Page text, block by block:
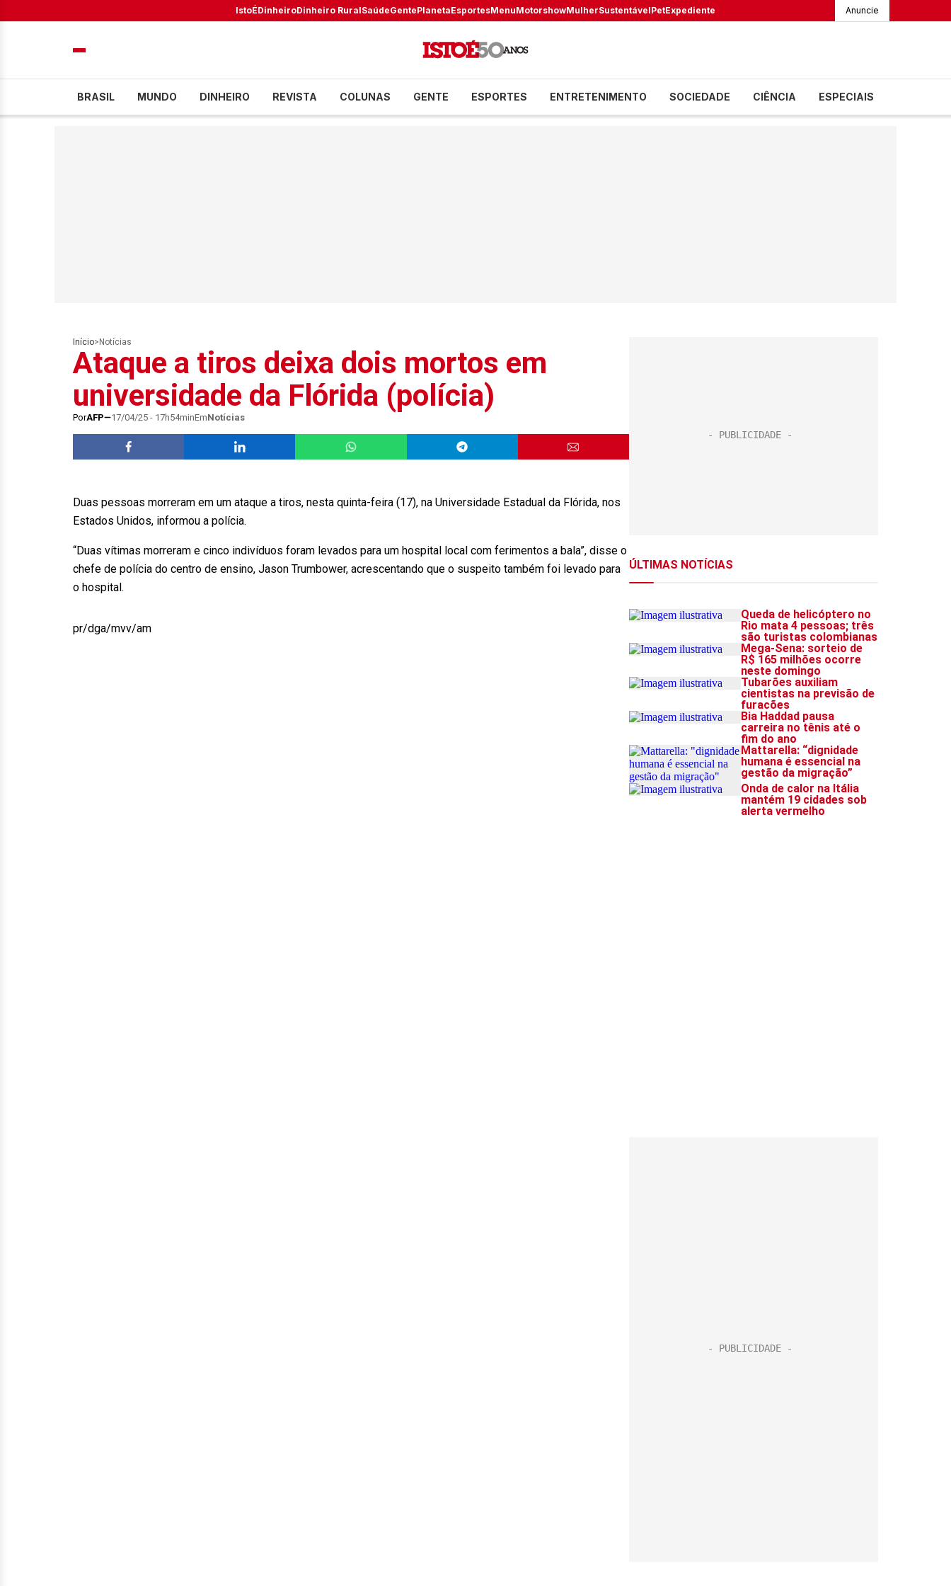
IstoÉDinheiroDinheiro RuralSaúdeGentePlanetaEsportesMenuMotorshowMulherSustentávelPetExpediente Anuncie
BRASIL MUNDO DINHEIRO REVISTA COLUNAS GENTE ESPORTES ENTRETENIMENTO SOCIEDADE CIÊNCIA ESPECIAIS
Início> Notícias
Ataque a tiros deixa dois mortos em
universidade da Flórida (polícia)
PorAFP 17/04/25 - 17h54minEmNotícias
Duas pessoas morreram em um ataque a tiros, nesta quinta-feira (17), na Universidade Estadual da Flórida, nos
Estados Unidos, informou a polícia.
“Duas vítimas morreram e cinco indivíduos foram levados para um hospital local com ferimentos a bala”, disse o
chefe de polícia do centro de ensino, Jason Trumbower, acrescentando que o suspeito também foi levado para
o hospital.
pr/dga/mvv/am